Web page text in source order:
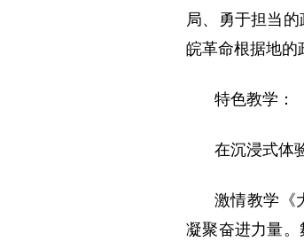
局、勇于担当
皖革命根据地的
特色教学：
在沉浸式体
激情教学《
凝聚奋进力量。